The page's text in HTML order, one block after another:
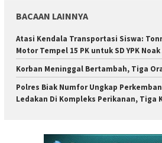
BACAAN LAINNYA
Atasi Kendala Transportasi Siswa:
Motor Tempel 15 PK untuk SD YPK
Korban Meninggal Bertambah, Tiga
Polres Biak Numfor Ungkap
Ledakan Di Kompleks Perikanan, Tiga